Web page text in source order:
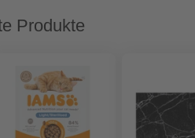
Produkte